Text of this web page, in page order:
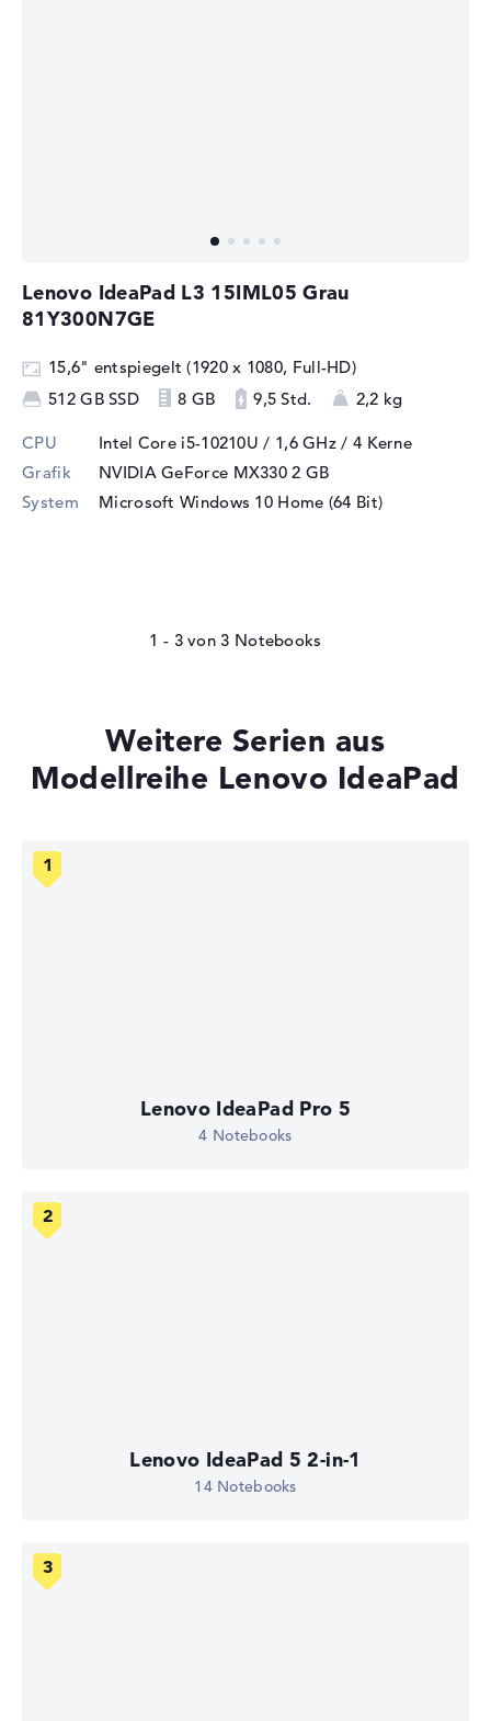
Lenovo IdeaPad L3 15IML05 Grau
81Y300N7GE
15,6" entspiegelt (1920 x 1080, Full-HD)
512 GB SSD
8 GB 9,5 Std. 2,2 kg
CPU Intel Core i5-10210U / 1,6 GHz / 4 Kerne
Grafik
NVIDIA GeForce MX330 2 GB
System
Microsoft Windows 10 Home (64 Bit)
1 - 3von3
Weitere Serien aus
Modellreihe Lenovo IdeaPad
Lenovo IdeaPad Pro 5
4 Notebooks
Lenovo IdeaPad 5 2-in-1
14 Notebooks